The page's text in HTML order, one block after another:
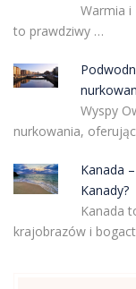
Warmia i
to prawdziwy …
Wyspy
nurkowania,
Kanada
Kanady?
Kanada
krajobrazów i